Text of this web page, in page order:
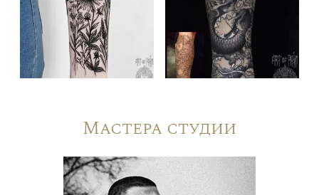
Мастера студии